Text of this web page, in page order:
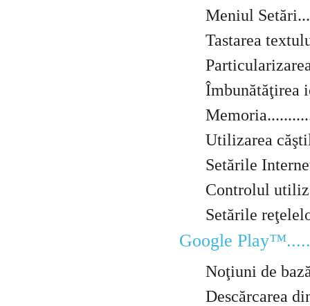
Meniul
Tastarea
Îmbunătăţirea
Utilizarea
Setările
Controlul
Setările
Google
Noţiuni de
Descărcarea